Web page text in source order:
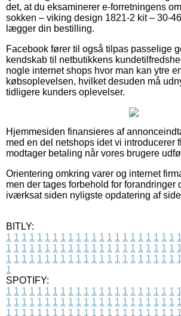
det, at du eksaminerer e-forretningens
sokken – viking design 1821-2 kit – 30-
lægger din bestilling.
Facebook fører til også tilpas passelige
kendskab til netbutikkens
nogle internet shops hvor man kan ytre
købsoplevelsen, hvilket desuden må
tidligere kunders oplevelser.
Hjemmesiden finansieres af
med en del netshops idet vi introducerer
modtager betaling når vores brugere
Orientering omkring varer og internet
men der tages forbehold for forandringer
iværksat siden nyligste opdatering af
BITLY:
1 1 1 1 1 1 1 1 1 1 1 1 1 1 1 1 1 1 1 1 1 1 1
1 1 1 1 1 1 1 1 1 1 1 1 1 1 1 1 1 1 1 1 1 1 1
1 1 1 1 1 1 1 1 1 1 1 1 1 1 1 1 1 1 1 1 1 1 1
1
SPOTIFY:
1 1 1 1 1 1 1 1 1 1 1 1 1 1 1 1 1 1 1 1 1 1 1
1 1 1 1 1 1 1 1 1 1 1 1 1 1 1 1 1 1 1 1 1 1 1
1 1 1 1 1 1 1 1 1 1 1 1 1 1 1 1 1 1 1 1 1 1 1